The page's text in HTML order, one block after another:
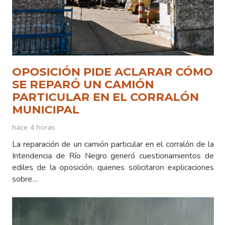
OPOSICIÓN PIDE ACLARAR CÓMO
SE REPARÓ UN CAMIÓN
PARTICULAR EN EL CORRALÓN
MUNICIPAL
hace 4 horas
La reparación de un camión particular en el corralón de la
Intendencia de Río Negro generó cuestionamientos de
ediles de la oposición, quienes solicitaron explicaciones
sobre…